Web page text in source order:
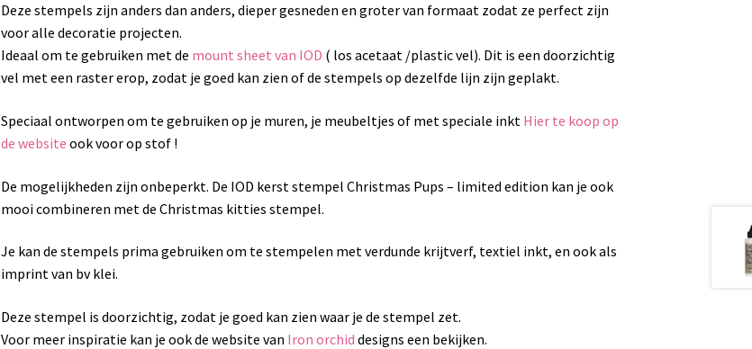
Deze stempels zijn anders dan anders, dieper gesneden en groter van formaat zodat ze perfect zijn
voor alle decoratie projecten.
Ideaal om te gebruiken met de mount sheet van IOD ( los acetaat /plastic vel). Dit is een doorzichtig
vel met een raster erop, zodat je goed kan zien of de stempels op dezelfde lijn zijn geplakt.
Speciaal ontworpen om te gebruiken op je muren, je meubeltjes of met speciale inkt Hier te koop op
de website ook voor op stof !
De mogelijkheden zijn onbeperkt. De IOD kerst stempel Christmas Pups – limited edition kan je ook
mooi combineren met de Christmas kitties stempel.
Je kan de stempels prima gebruiken om te stempelen met verdunde krijtverf, textiel inkt, en ook als
imprint van bv klei.
Deze stempel is doorzichtig, zodat je goed kan zien waar je de stempel zet.
Voor meer inspiratie kan je ook de website van Iron orchiddesigns een bekijken.